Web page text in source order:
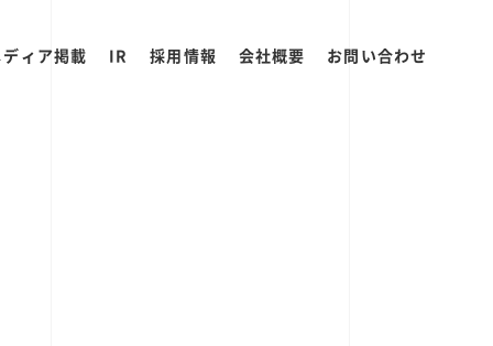
ィア掲載 IR 採用情報 会社概要 お問い合わせ